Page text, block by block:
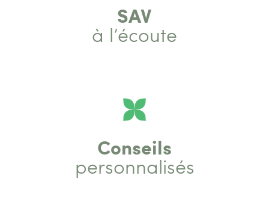
SAV
à l’écoute
Conseils
personnalisés